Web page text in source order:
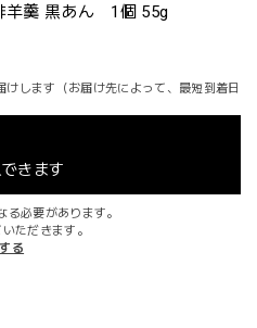
羊羹 黒あん 1個 55g
します（お届け先によって、最短到着日
きます
必要があります。
ただきます。
る